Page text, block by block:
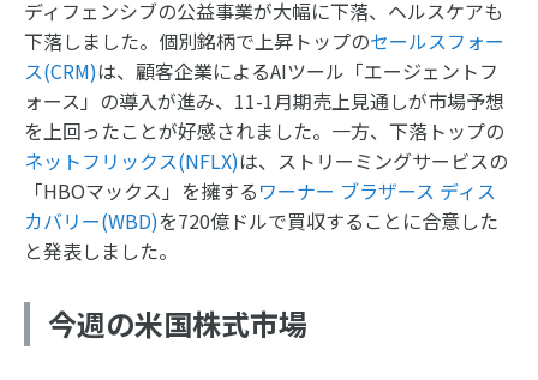
ディフェンシブの公益事業が大幅に下落、ヘルスケアも
下落しました。個別銘柄で上昇トップのセールスフォー
ス(CRM)は、顧客企業によるAIツール「エージェントフ
ォース」の導入が進み、11-1月期売上見通しが市場予想
を上回ったことが好感されました。一方、下落トップの
ネットフリックス(NFLX)は、ストリーミングサービスの
「HBOマックス」を擁するワーナー ブラザース ディス
カバリー(WBD)を720億ドルで買収することに合意した
と発表しました。
今週の米国株式市場